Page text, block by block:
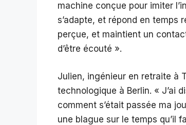
machine conçue pour imiter
s’adapte, et répond en temps
perçue, et maintient un
d’être écouté ».
Julien, ingénieur en retraite à
technologique à Berlin. « J’ai
comment s’était passée ma
une blague sur le temps qu’il